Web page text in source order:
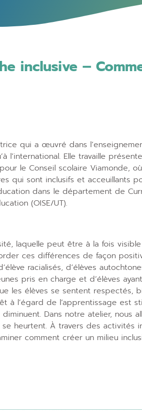
inclusive –
qui a œuvré dans
l’international. Elle travaille
le Conseil scolaire Viamonde,
qui sont inclusifs et acceuillants
dans le département de
(OISE/UT).
laquelle peut être à la fois
ces différences de façon
racialisés, d’élèves
pris en charge et d’élèves
les élèves se sentent respectés,
à l’égard de l’apprentissage est
Dans notre atelier, nous
heurtent. À travers des activités
comment créer un milieu